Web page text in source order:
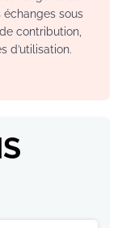
sous
contribution,
d’utilisation.